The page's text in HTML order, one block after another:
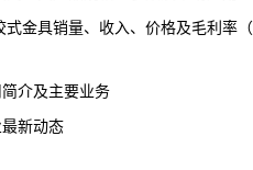
销量、收入、价格及毛利率（
及主要业务
新动态